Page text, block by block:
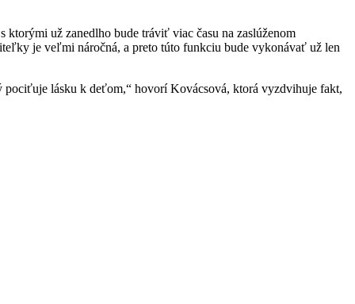
už zanedlho bude tráviť viac času na zaslúženom
je veľmi náročná, a preto túto funkciu bude vykonávať už len
lásku k deťom,“ hovorí Kovácsová, ktorá vyzdvihuje fakt,